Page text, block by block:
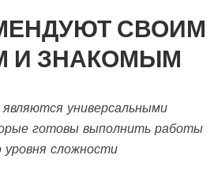
СВОИМ
И ЗНАКОМЫМ
универсальными
готовы выполнить работы
уровня сложности